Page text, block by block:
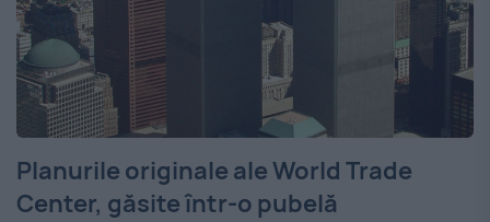
Planurile originale ale World Trade
Center, găsite într-o pubelă